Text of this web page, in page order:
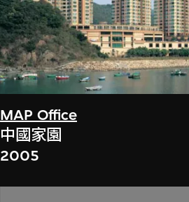
MAP Office
中國家園
2005